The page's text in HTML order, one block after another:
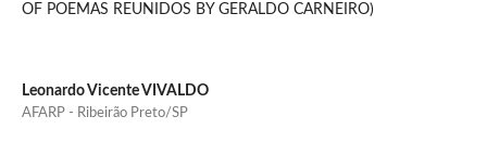
OF POEMAS REUNIDOS BY GERALDO CARNEIRO)
Leonardo Vicente VIVALDO
AFARP - Ribeirão Preto/SP